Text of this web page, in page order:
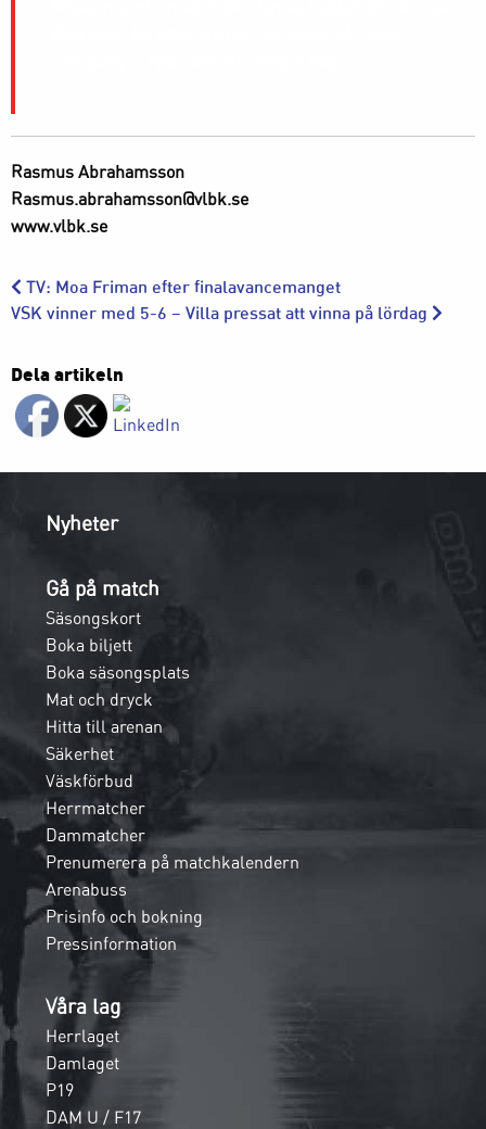
Rasmus Abrahamsson
Rasmus.abrahamsson@vlbk.se
www.vlbk.se
TV: Moa Friman efter finalavancemanget
VSK vinner med 5-6 – Villa pressat att vinna på lördag
Dela artikeln
Nyheter
Gå på match
Säsongskort
Boka biljett
Boka säsongsplats
Mat och dryck
Hitta till arenan
Säkerhet
Väskförbud
Herrmatcher
Dammatcher
Prenumerera på matchkalendern
Arenabuss
Prisinfo och bokning
Pressinformation
Våra lag
Herrlaget
Damlaget
P19
DAM U / F17